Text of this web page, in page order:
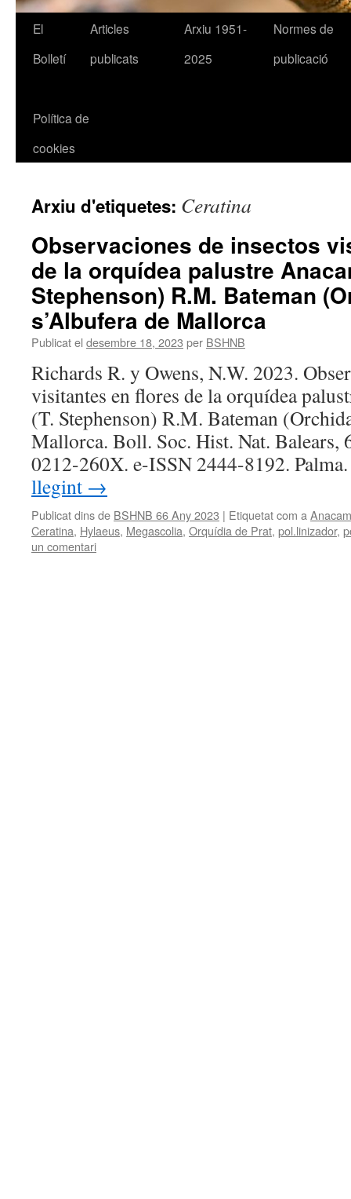
El
Bolletí
Articles
publicats
Arxiu 1951-
2025
Normes de
publicació
Política de
cookies
Arxiu d'etiquetes: Ceratina
Observaciones de insectos
de la orquídea palustre
Stephenson) R.M. Bateman
s’Albufera de Mallorca
Publicat el desembre 18, 2023 per BSHNB
Richards R. y Owens, N.W. 2023.
visitantes en flores de la orquídea
(T. Stephenson) R.M. Bateman
Mallorca. Boll. Soc. Hist. Nat. Balears,
0212-260X. e-ISSN 2444-8192.
llegint →
Publicat dins de BSHNB 66 Any 2023 | Etiquetat com a
Ceratina, Hylaeus, Megascolia, Orquídia de Prat, pol.linizador,
un comentari